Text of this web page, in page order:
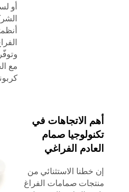
أو
مع
أهم الاتجاهات في
تكنولوجيا صمام
العادم الفراغي
إن خطنا الاستثنائي من
منتجات صمامات الفراغ